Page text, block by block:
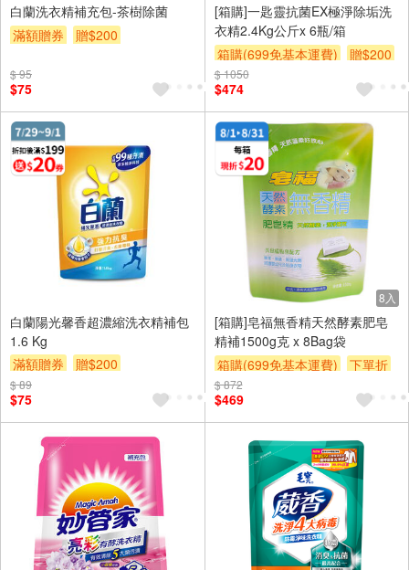
白蘭洗衣精補充包-茶樹除菌
滿額贈券
贈$200
$ 95
$75
[箱購]一匙靈抗菌EX極淨除垢洗
衣精2.4Kg公斤x 6瓶/箱
箱購(699免基本運費)
贈$200
$ 1050
$474
白蘭陽光馨香超濃縮洗衣精補包
1.6 Kg
滿額贈券
贈$200
$ 89
$75
8入
[箱購]皂福無香精天然酵素肥皂
精補1500g克 x 8Bag袋
箱購(699免基本運費)
下單折
贈$200
$ 872
$469